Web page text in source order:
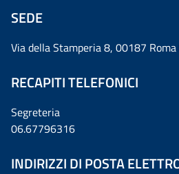
SEDE
Via della Stamperia 8, 00187 Roma
RECAPITI TELEFONICI
Segreteria
06.67796316
INDIRIZZI DI POSTA